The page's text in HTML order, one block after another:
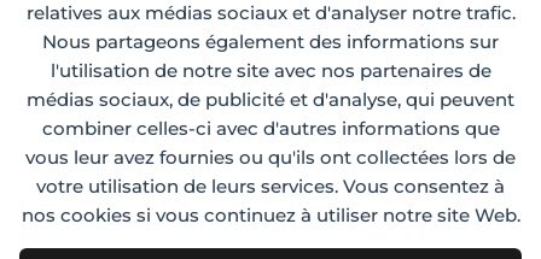
relatives aux médias sociaux et d'analyser notre trafic.
Nous partageons également des informations sur
l'utilisation de notre site avec nos partenaires de
médias sociaux, de publicité et d'analyse, qui peuvent
combiner celles-ci avec d'autres informations que
vous leur avez fournies ou qu'ils ont collectées lors de
votre utilisation de leurs services. Vous consentez à
nos cookies si vous continuez à utiliser notre site Web.